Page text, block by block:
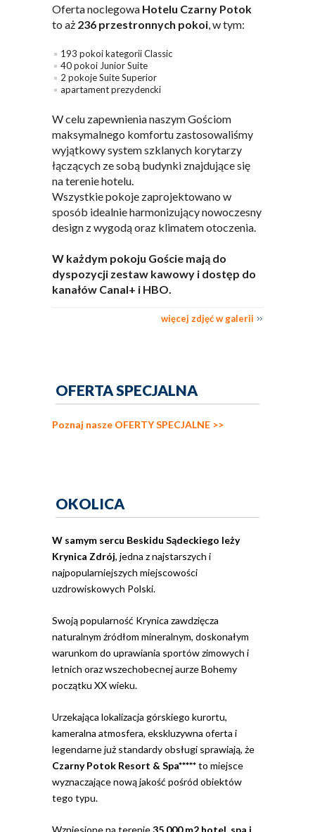
Oferta noclegowa Hotelu Czarny Potok
to aż 236 przestronnych pokoi, w tym:
193 pokoi kategorii Classic
40 pokoi Junior Suite
2 pokoje Suite Superior
apartament prezydencki
W celu zapewnienia naszym Gościom
maksymalnego komfortu zastosowaliśmy
wyjątkowy system szklanych korytarzy
łączących ze sobą budynki znajdujące się
na terenie hotelu.
Wszystkie pokoje zaprojektowano w
sposób idealnie harmonizujący nowoczesny
design z wygodą oraz klimatem otoczenia.
W każdym pokoju Goście mają do
dyspozycji zestaw kawowy i dostęp do
kanałów Canal+ i HBO.
więcej zdjęć w galerii
OFERTA SPECJALNA
Poznaj nasze OFERTY SPECJALNE >>
OKOLICA
W samym sercu Beskidu Sądeckiego leży
Krynica Zdrój, jedna z najstarszych i
najpopularniejszych miejscowości
uzdrowiskowych Polski.
Swoją popularność Krynica zawdzięcza
naturalnym źródłom mineralnym, doskonałym
warunkom do uprawiania sportów zimowych i
letnich oraz wszechobecnej aurze Bohemy
początku XX wieku.
Urzekająca lokalizacja górskiego kurortu,
kameralna atmosfera, ekskluzywna oferta i
legendarne już standardy obsługi sprawiają, że
Czarny Potok Resort & Spa*****to miejsce
wyznaczające nową jakość pośród obiektów
tego typu.
Wzniesione na terenie35 000 m2 hotel, spa i